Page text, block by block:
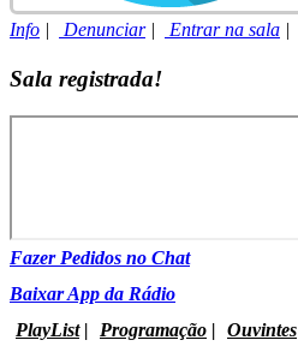
Info | Denunciar| Entrar na sala |
Sala registrada!
Fazer Pedidos no Chat
Baixar App da Rádio
PlayList| Programação | Ouvintes